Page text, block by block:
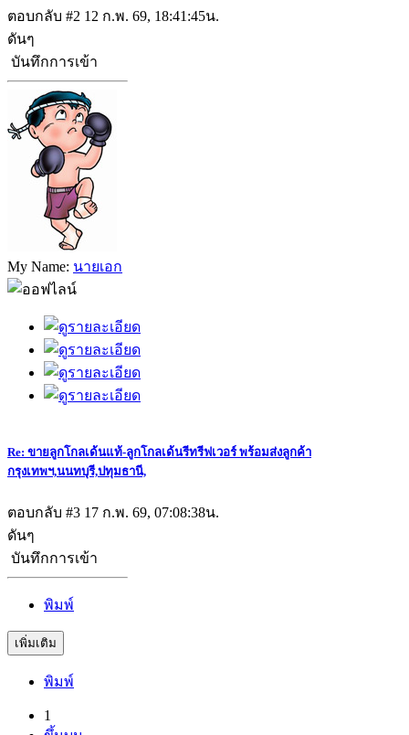
ตอบกลับ #2 12 ก.พ. 69, 18:41:45น.
ดันๆ
บันทึกการเข้า
My Name: นายเอก
Re: ขายลูกโกลเด้นแท้-ลูกโกลเด้นรีทรีฟเวอร์ พร้อมส่งลูกค้า
กรุงเทพฯ,นนทบุรี,ปทุมธานี,
ตอบกลับ #3 17 ก.พ. 69, 07:08:38น.
ดันๆ
บันทึกการเข้า
พิมพ์
เพิ่มเติม
พิมพ์
1